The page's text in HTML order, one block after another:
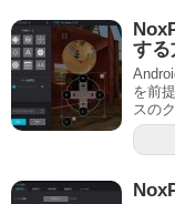
する
を前
スの